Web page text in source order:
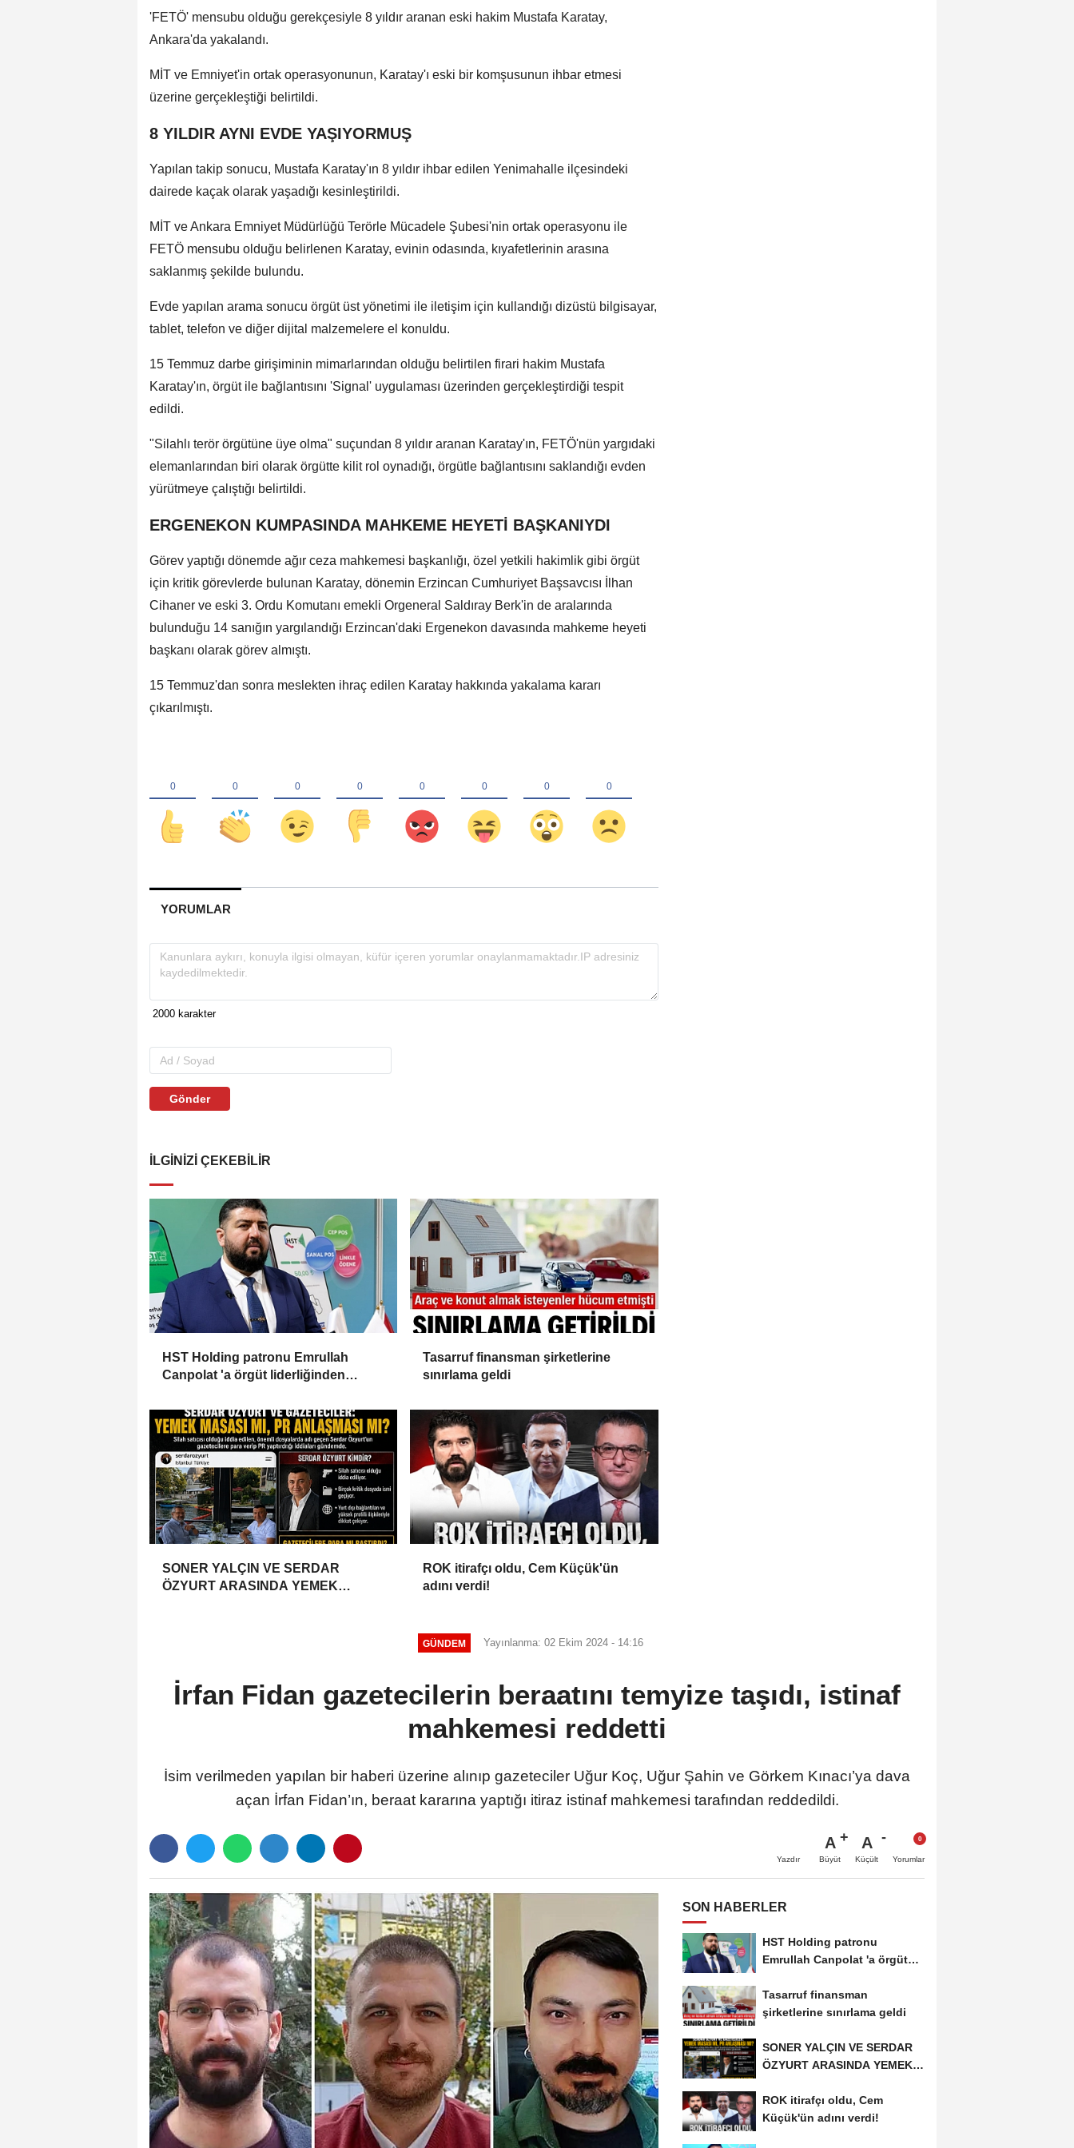
'FETÖ' mensubu olduğu gerekçesiyle 8 yıldır aranan eski hakim Mustafa Karatay,
Ankara'da yakalandı.
MİT ve Emniyet'in ortak operasyonunun, Karatay'ı eski bir komşusunun ihbar etmesi
üzerine gerçekleştiği belirtildi.
8 YILDIR AYNI EVDE YAŞIYORMUŞ
Yapılan takip sonucu, Mustafa Karatay'ın 8 yıldır ihbar edilen Yenimahalle ilçesindeki
dairede kaçak olarak yaşadığı kesinleştirildi.
MİT ve Ankara Emniyet Müdürlüğü Terörle Mücadele Şubesi'nin ortak operasyonu ile
FETÖ mensubu olduğu belirlenen Karatay, evinin odasında, kıyafetlerinin arasına
saklanmış şekilde bulundu.
Evde yapılan arama sonucu örgüt üst yönetimi ile iletişim için kullandığı dizüstü bilgisayar,
tablet, telefon ve diğer dijital malzemelere el konuldu.
15 Temmuz darbe girişiminin mimarlarından olduğu belirtilen firari hakim Mustafa
Karatay'ın, örgüt ile bağlantısını 'Signal' uygulaması üzerinden gerçekleştirdiği tespit
edildi.
"Silahlı terör örgütüne üye olma" suçundan 8 yıldır aranan Karatay'ın, FETÖ'nün yargıdaki
elemanlarından biri olarak örgütte kilit rol oynadığı, örgütle bağlantısını saklandığı evden
yürütmeye çalıştığı belirtildi.
ERGENEKON KUMPASINDA MAHKEME HEYETİ BAŞKANIYDI
Görev yaptığı dönemde ağır ceza mahkemesi başkanlığı, özel yetkili hakimlik gibi örgüt
için kritik görevlerde bulunan Karatay, dönemin Erzincan Cumhuriyet Başsavcısı İlhan
Cihaner ve eski 3. Ordu Komutanı emekli Orgeneral Saldıray Berk'in de aralarında
bulunduğu 14 sanığın yargılandığı Erzincan'daki Ergenekon davasında mahkeme heyeti
başkanı olarak görev almıştı.
15 Temmuz'dan sonra meslekten ihraç edilen Karatay hakkında yakalama kararı
çıkarılmıştı.
YORUMLAR
Gönder
İLGINIZI ÇEKEBILIR
HST Holding patronu Emrullah
Canpolat 'a örgüt liderliğinden
malvarlığına el konuldu
Tasarruf finansman şirketlerine
sınırlama geldi
SONER YALÇIN VE SERDAR
ÖZYURT ARASINDA YEMEK
ROK itirafçı oldu, Cem Küçük'ün
adını verdi!
GÜNDEM Yayınlanma: 02 Ekim 2024 - 14:16
İrfan Fidan gazetecilerin beraatını temyize taşıdı, istinaf
mahkemesi reddetti
İsim verilmeden yapılan bir haberi üzerine alınıp gazeteciler Uğur Koç, Uğur Şahin ve Görkem Kınacı’ya dava
açan İrfan Fidan’ın, beraat kararına yaptığı itiraz istinaf mahkemesi tarafından reddedildi.
Yazdır
A
Büyüt
A
Küçült Yorumlar
SON HABERLER
HST Holding patronu
Emrullah Canpolat 'a örgüt
Tasarruf finansman
şirketlerine sınırlama geldi
SONER YALÇIN VE SERDAR
ÖZYURT ARASINDA YEMEK
ROK itirafçı oldu, Cem
Küçük'ün adını verdi!